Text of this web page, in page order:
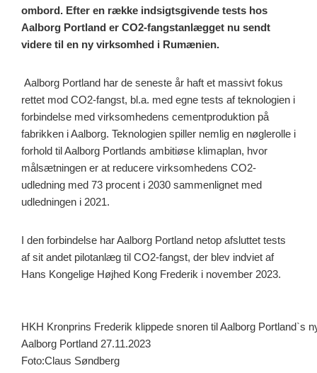
ombord. Efter en række indsigtsgivende tests hos
Aalborg Portland er CO2-fangstanlægget nu sendt
videre til en ny virksomhed i Rumænien.
Aalborg Portland har de seneste år haft et massivt fokus
rettet mod CO2-fangst, bl.a. med egne tests af teknologien i
forbindelse med virksomhedens cementproduktion på
fabrikken i Aalborg. Teknologien spiller nemlig en nøglerolle i
forhold til Aalborg Portlands ambitiøse klimaplan, hvor
målsætningen er at reducere virksomhedens CO2-
udledning med 73 procent i 2030 sammenlignet med
udledningen i 2021.
I den forbindelse har Aalborg Portland netop afsluttet tests
af sit andet pilotanlæg til CO2-fangst, der blev indviet af
Hans Kongelige Højhed Kong Frederik i november 2023.
HKH Kronprins Frederik klippede snoren til Aalborg Portland`s
Aalborg Portland 27.11.2023
Foto:Claus Søndberg